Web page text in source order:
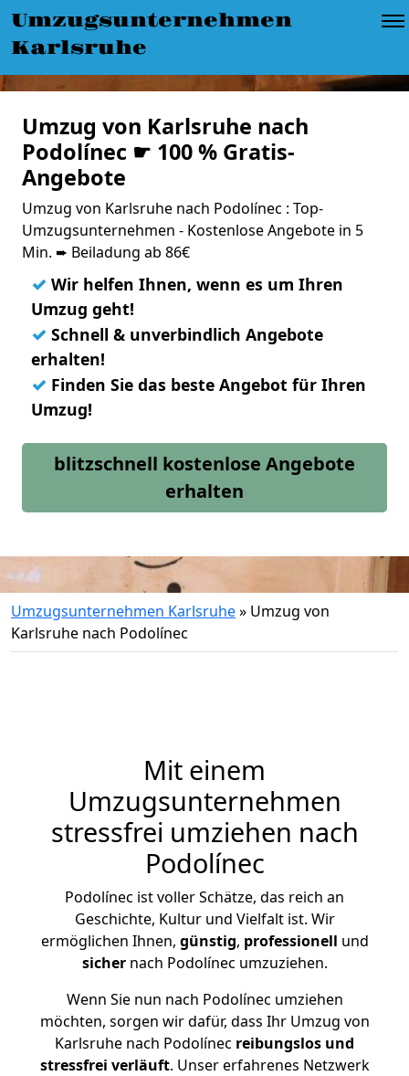
Umzugsunternehmen
Karlsruhe
Umzug von Karlsruhe nach
Podolínec ☛ 100 % Gratis-
Angebote
Umzug von Karlsruhe nach Podolínec : Top-
Umzugsunternehmen - Kostenlose Angebote in 5
Min. ➨ Beiladung ab 86€
✓ Wir helfen Ihnen, wenn es um Ihren
Umzug geht!
✓ Schnell & unverbindlich Angebote
erhalten!
✓ Finden Sie das beste Angebot für Ihren
Umzug!
blitzschnell kostenlose Angebote
erhalten
Umzugsunternehmen Karlsruhe» Umzug von
Karlsruhe nach Podolínec
Mit einem
Umzugsunternehmen
stressfrei umziehen nach
Podolínec
Podolínec ist voller Schätze, das reich an
Geschichte, Kultur und Vielfalt ist. Wir
ermöglichen Ihnen, günstig, professionell und
sichernach Podolínec umzuziehen.
Wenn Sie nun nach Podolínec umziehen
möchten, sorgen wir dafür, dass Ihr Umzug von
Karlsruhe nach Podolínec reibungslos und
stressfrei verläuft. Unser erfahrenes Netzwerk